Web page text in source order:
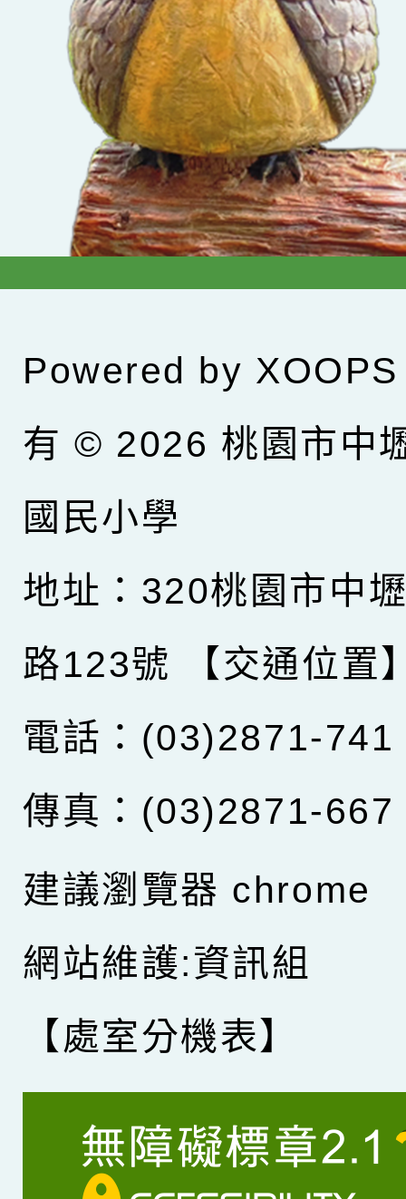
Powered by XOOPS
有 © 2026 桃園市中
國民小學
地址：320桃園市中
路123號
【交通位置
電話：(03)2871-741
傳真：(03)2871-667
建議瀏覽器 chrome
網站維護:資訊組
【處室分機表】